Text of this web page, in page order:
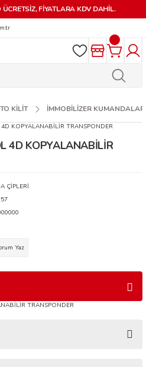
FİYATLARA KDV DAHİL.
KİLİT İMMOBİLİZER KUMANDALAR
4D KOPYALANABİLİR
ÇİPLERİ
Yaz
TRANSPONDER